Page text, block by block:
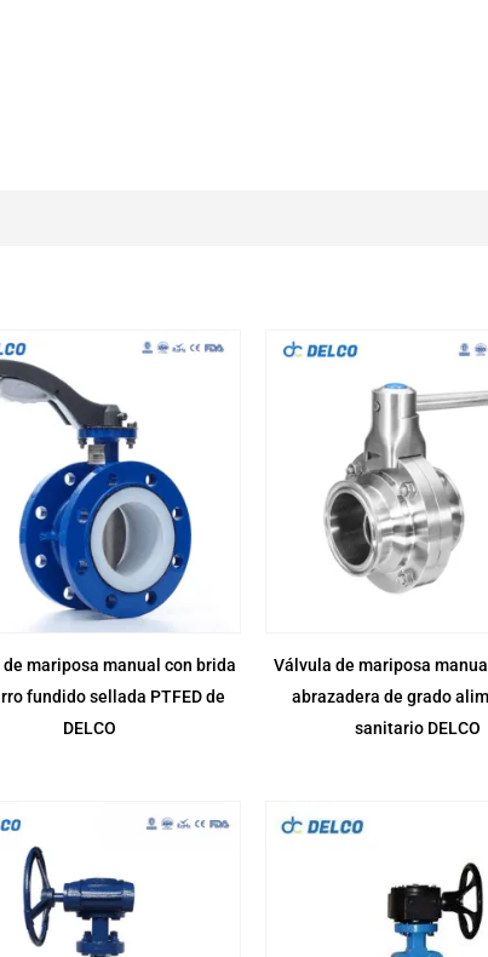
mariposa manual con brida
fundido sellada PTFED de
DELCO
Válvula de mariposa
abrazadera de grado
sanitario DELCO